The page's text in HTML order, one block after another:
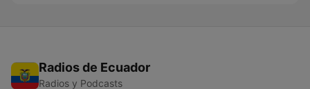
Radios de Ecuador
Radios y Podcasts